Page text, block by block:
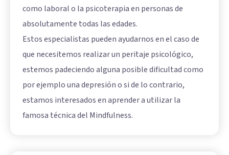
como laboral o la psicoterapia en personas de
absolutamente todas las edades.
Estos especialistas pueden ayudarnos en el caso de
que necesitemos realizar un peritaje psicológico,
estemos padeciendo alguna posible dificultad como
por ejemplo una depresión o si de lo contrario,
estamos interesados en aprender a utilizar la
famosa técnica del Mindfulness.